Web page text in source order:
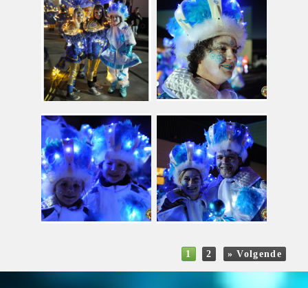
1 2 » Volgende